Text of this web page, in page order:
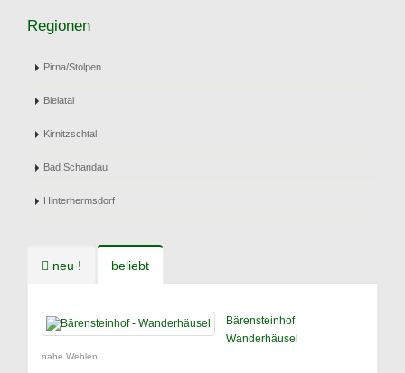
Regionen
Pirna/Stolpen
Bielatal
Kirnitzschtal
Bad Schandau
Hinterhermsdorf
neu ! beliebt
Bärensteinhof
Wanderhäusel
nahe Wehlen